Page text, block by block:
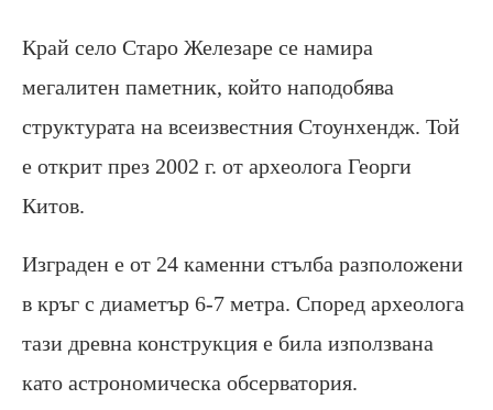
Край село Старо Железаре се намира
мегалитен паметник, който наподобява
структурата на всеизвестния Стоунхендж. Той
е открит през 2002 г. от археолога Георги
Китов.
Изграден е от 24 каменни стълба разположени
в кръг с диаметър 6-7 метра. Според археолога
тази древна конструкция е била използвана
като астрономическа обсерватория.